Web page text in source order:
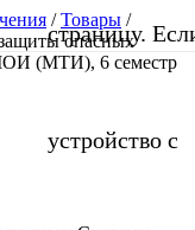
страницу.
устройство с
/Товары /
опасных
(МТИ), 6 семестр